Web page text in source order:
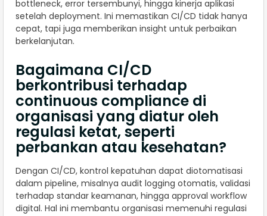
bottleneck, error tersembunyi, hingga kinerja aplikasi
setelah deployment. Ini memastikan CI/CD tidak hanya
cepat, tapi juga memberikan insight untuk perbaikan
berkelanjutan.
Bagaimana CI/CD
berkontribusi terhadap
continuous compliance di
organisasi yang diatur oleh
regulasi ketat, seperti
perbankan atau kesehatan?
Dengan CI/CD, kontrol kepatuhan dapat diotomatisasi
dalam pipeline, misalnya audit logging otomatis, validasi
terhadap standar keamanan, hingga approval workflow
digital. Hal ini membantu organisasi memenuhi regulasi